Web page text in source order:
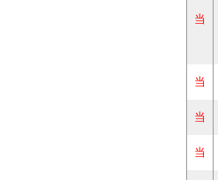
当
当
当
当